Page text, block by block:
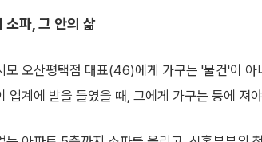
파, 그 안의 삶
모 오산평택점 대표(46)에게 가구는 '물건'이
업계에 발을 들였을 때, 그에게 가구는 등에 져